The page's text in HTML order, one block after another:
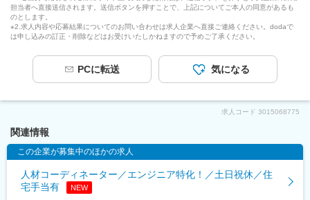
担当者へ直接送信されます。送信ボタンを押すことで、上記についてご本人の同意があるも
のとします。
※2.求人内容や応募結果についてのお問い合わせは求人企業へ直接ご連絡ください。dodaで
は申し込みの訂正・削除などはお受けいたしかねますので予めご了承ください。
PCに転送 気になる
求人コード 3015068775
関連情報
この企業が募集中のほかの求人
人材コーディネーター／エンジニア特化！／土日祝休／住
宅手当有
NEW